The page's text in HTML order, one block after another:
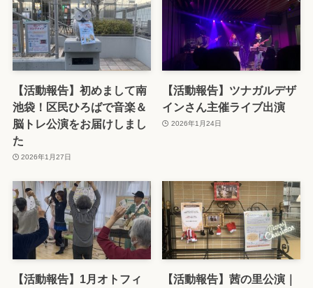
【活動報告】初めまして南
池袋！区民ひろばで音楽＆
脳トレ公演をお届けしまし
た
2026年1月27日
【活動報告】ツナガルデザ
インさん主催ライブ出演
2026年1月24日
【活動報告】1月オトフィ 【活動報告】茜の里公演｜